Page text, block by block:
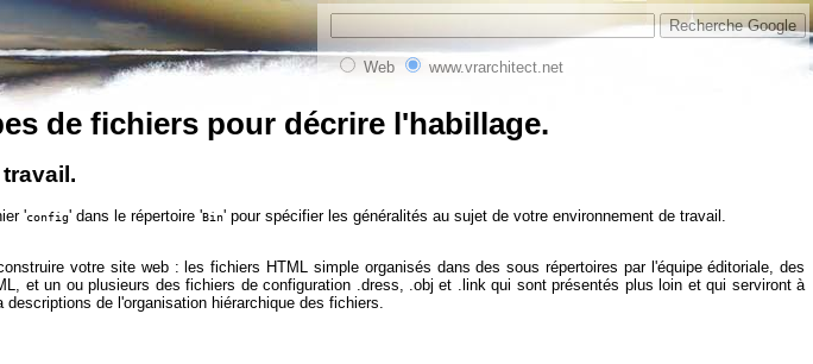
Web www.vrarchitect.net
de fichiers pour décrire l'habillage.
'config' dans le répertoire 'Bin' pour spécifier les généralités au sujet de votre environnement de travail.
votre site web : les fichiers HTML simple organisés dans des sous répertoires par l'équipe éditoriale, des
et un ou plusieurs des fichiers de configuration .dress, .obj et .link qui sont présentés plus loin et qui serviront à
de l'organisation hiérarchique des fichiers.